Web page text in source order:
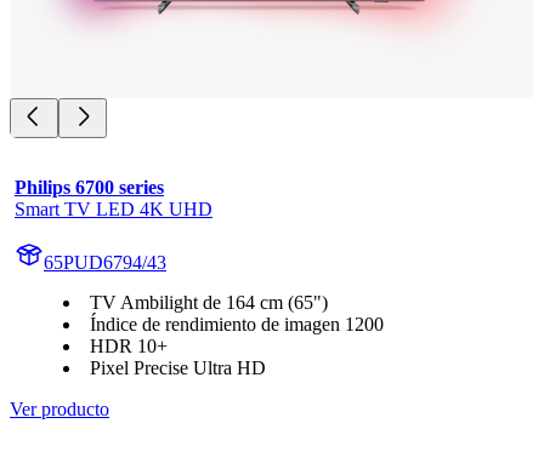
Philips 6700 series
Smart TV LED 4K UHD
65PUD6794/43
TV Ambilight de 164 cm (65")
Índice de rendimiento de imagen 1200
HDR 10+
Pixel Precise Ultra HD
Ver producto